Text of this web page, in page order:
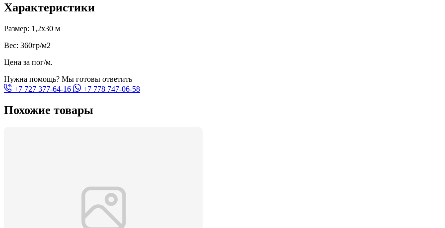
Характеристики
Размер: 1,2x30 м
Вес: 360гр/м2
Цена за пог/м.
Нужна помощь? Мы готовы ответить
+7 727 377-64-16
+7 778 747-06-58
Похожие товары